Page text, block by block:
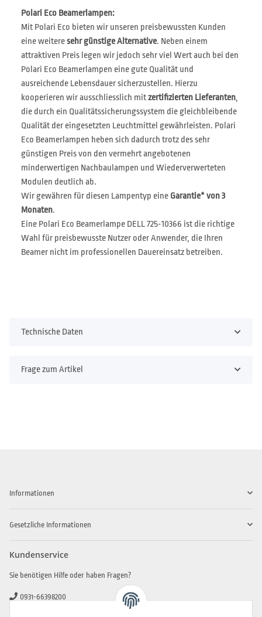
Polari Eco Beamerlampen:
Mit Polari Eco bieten wir unseren preisbewussten Kunden
eine weiteresehr günstige Alternative. Neben einem
attraktiven Preis legen wir jedoch sehr viel Wert auch bei den
Polari Eco Beamerlampen eine gute Qualität und
ausreichende Lebensdauer sicherzustellen. Hierzu
kooperieren wir ausschliesslich mitzertifizierten Lieferanten,
die durch ein Qualitätssicherungssystem die gleichbleibende
Qualität der eingesetzten Leuchtmittel gewährleisten. Polari
Eco Beamerlampen heben sich dadurch trotz des sehr
günstigen Preis von den vermehrt angebotenen
minderwertigen Nachbaulampen und Wiederverwerteten
Modulen deutlich ab.
Wir gewähren für diesen Lampentyp eine Garantie* von 3
Monaten.
Eine Polari Eco Beamerlampe DELL 725-10366 ist die richtige
Wahl für preisbewusste Nutzer oder Anwender, die Ihren
Beamer nicht im professionellen Dauereinsatz betreiben.
Technische Daten
Frage zum Artikel
Informationen
Gesetzliche Informationen
Kundenservice
Sie benötigen Hilfe oder haben Fragen?
0931-66398200